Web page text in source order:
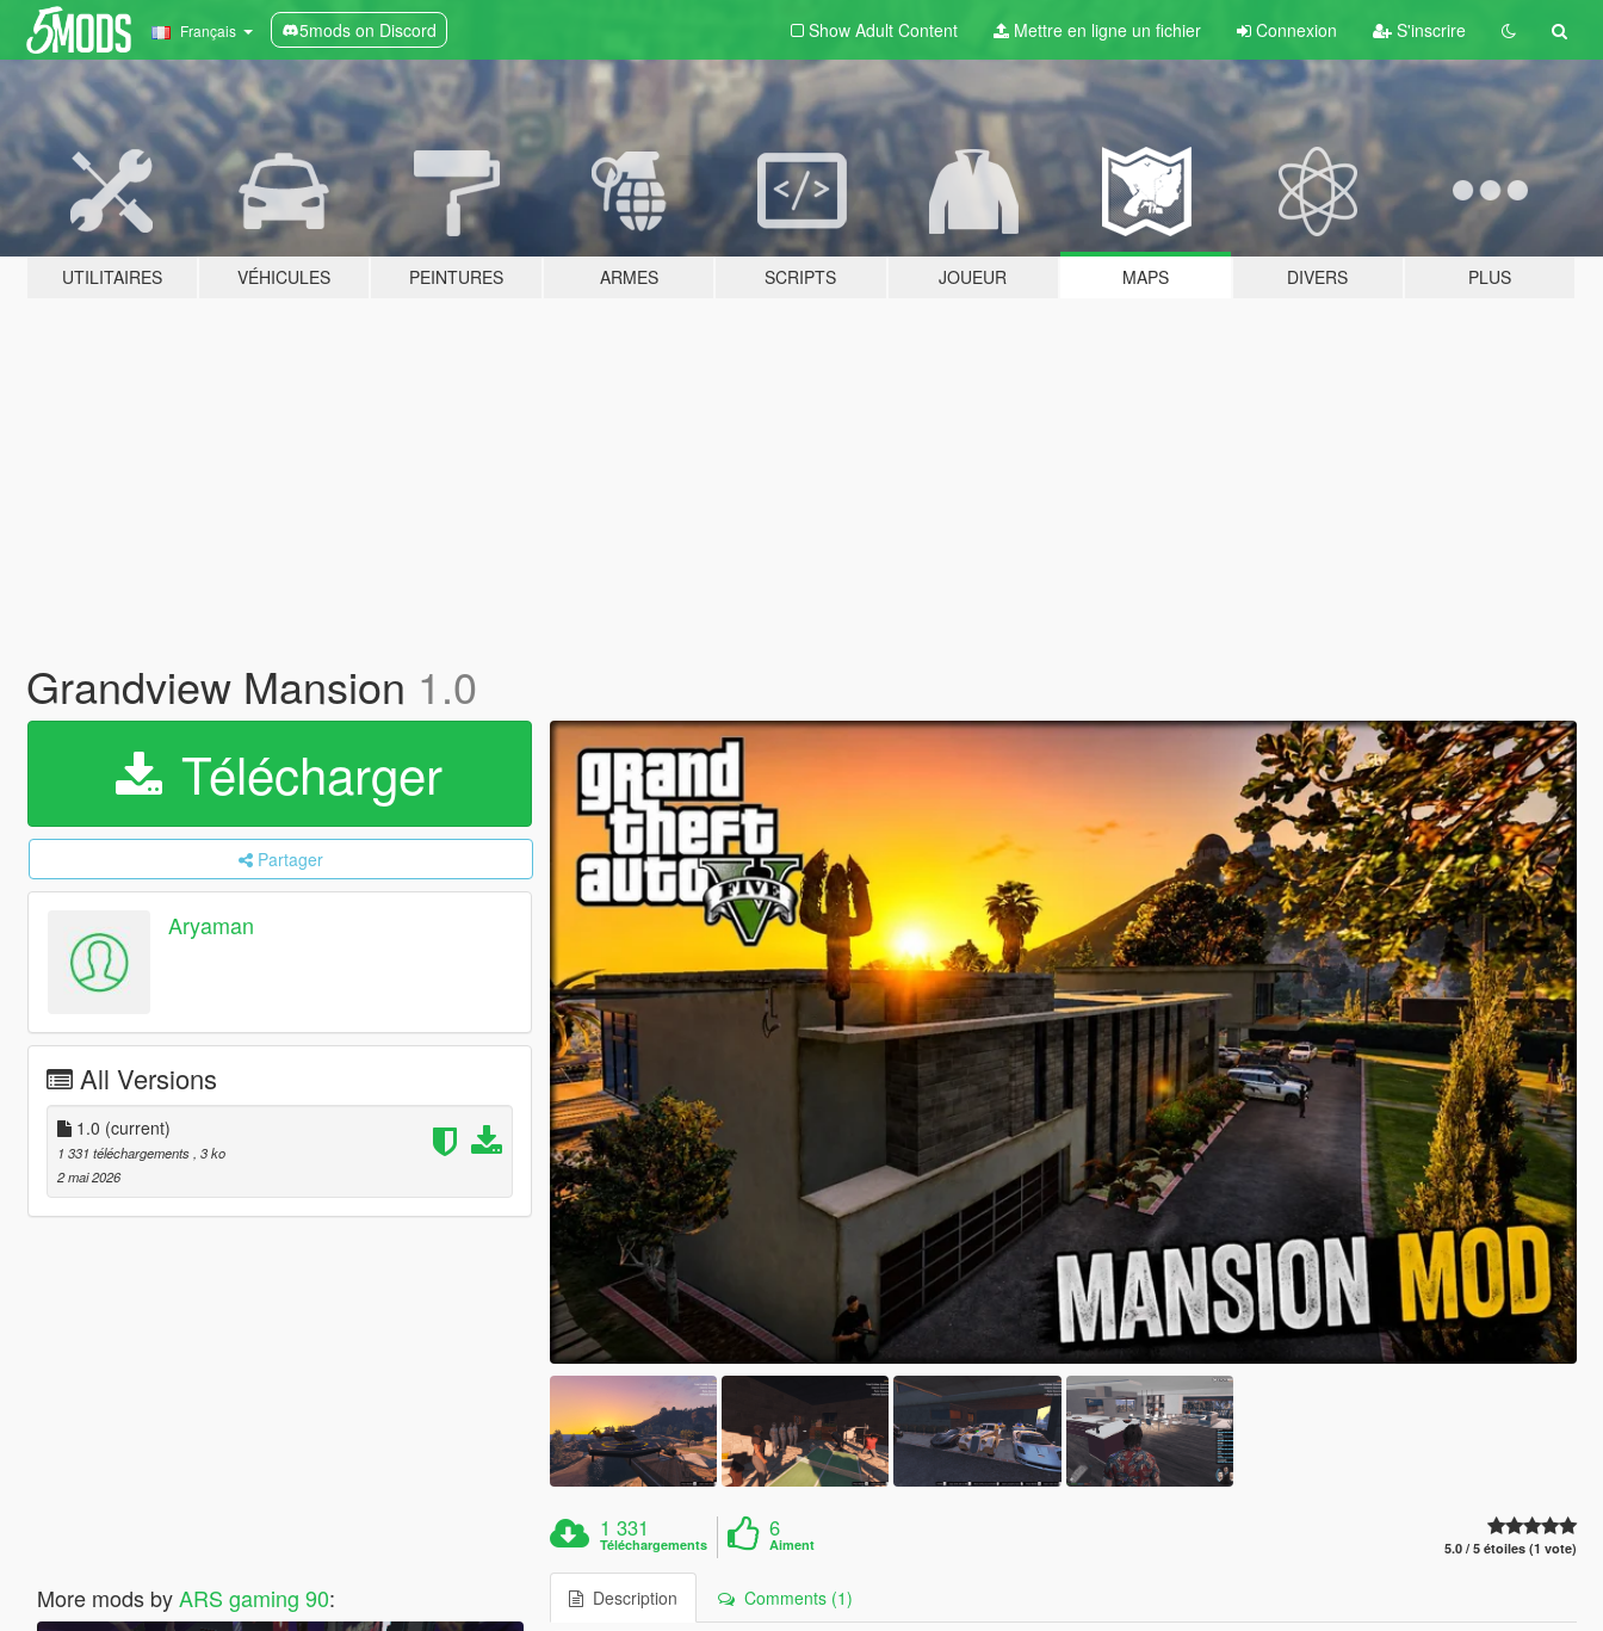
Français 5mods on Discord Show Adult Content Mettre en ligne un fichier Connexion S'inscrire
UTILITAIRES VÉHICULES PEINTURES ARMES SCRIPTS JOUEUR MAPS DIVERS PLUS
Grandview Mansion 1.0
Télécharger
Partager
Aryaman
All Versions
1.0 (current)
1 331 téléchargements , 3 ko
2 mai 2026
More mods byARS gaming 90:
1 331
Téléchargements
6
Aiment 5.0 / 5 étoiles (1 vote)
Description Comments (1)